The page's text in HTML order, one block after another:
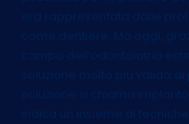
era rappresentata dalle
come dentiere. Ma oggi,
campo dell’odontoiatria
soluzione molto più valida ai
soluzione si chiama
indica un insieme di